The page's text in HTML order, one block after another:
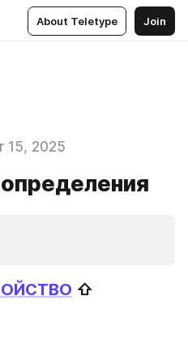
About Teletype Join
15, 2025
⇧